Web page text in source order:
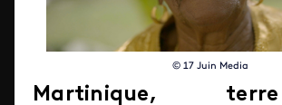
© 17 Juin Media
Martinique,